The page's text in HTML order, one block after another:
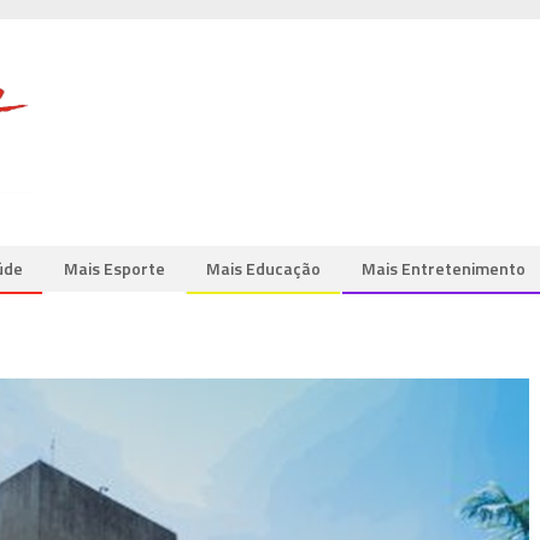
Mais Esporte Mais Educação Mais Entretenimento